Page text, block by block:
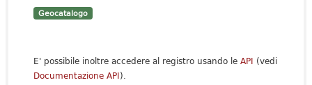
Geocatalogo
E' possibile inoltre accedere al registro usando le API (vedi
Documentazione API).